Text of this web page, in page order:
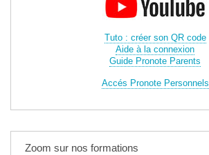
Tuto : créer son QR code
Aide à la connexion
Guide Pronote Parents
Accés Pronote Personnels
Zoom sur nos formations